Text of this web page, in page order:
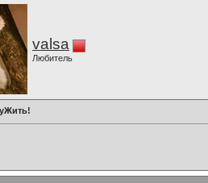
valsa
Любитель